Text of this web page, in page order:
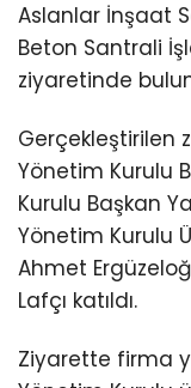
Aslanlar İnşaat
Beton Santrali
ziyaretinde
Gerçekleştirilen
Yönetim Kurulu
Kurulu Başkan
Yönetim Kurulu
Ahmet
Lafçı katıldı.
Ziyarette firma